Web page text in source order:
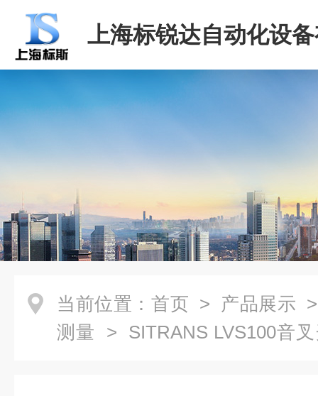
上海标锐达自动化设
司
当前位置： 首页 > 产品展示
测量 > SITRANS LVS100音